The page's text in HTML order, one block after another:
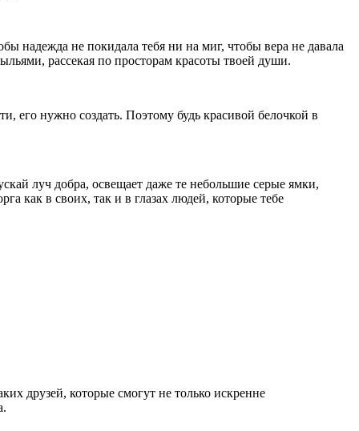
надежда не покидала тебя ни на миг, чтобы вера не давала
рассекая по просторам красоты твоей души.
его нужно создать. Поэтому будь красивой белочкой в
луч добра, освещает даже те небольшие серые ямки,
как в своих, так и в глазах людей, которые тебе
друзей, которые смогут не только искренне